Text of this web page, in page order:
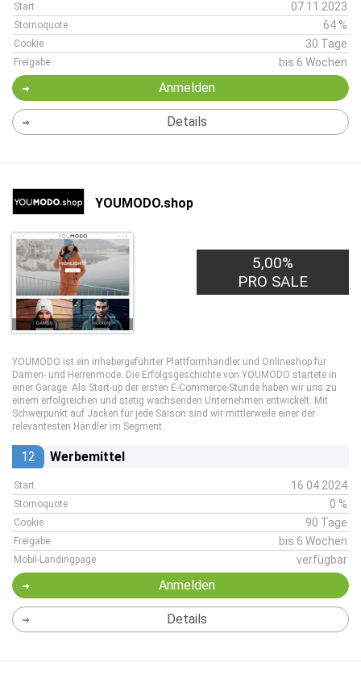
Start 07.11.2023
Stornoquote 64 %
Cookie 30 Tage
Freigabe bis 6 Wochen
Anmelden
Details
YOUMODO.shop
5,00%
PRO SALE
YOUMODO ist ein inhabergeführter Plattformhändler und Onlineshop für
Damen- und Herrenmode. Die Erfolgsgeschichte von YOUMODO startete in
einer Garage. Als Start-up der ersten E-Commerce-Stunde haben wir uns zu
einem erfolgreichen und stetig wachsenden Unternehmen entwickelt. Mit
Schwerpunkt auf Jacken für jede Saison sind wir mittlerweile einer der
relevantesten Händler im Segment.
12 Werbemittel
Start 16.04.2024
Stornoquote 0 %
Cookie 90 Tage
Freigabe bis 6 Wochen
Mobil-Landingpage verfügbar
Anmelden
Details